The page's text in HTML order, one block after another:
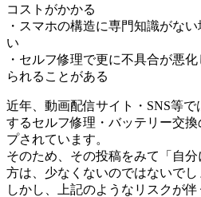
コストがかかる
・スマホの構造に専門知識がな
い
・セルフ修理で更に不具合が悪
られることがある
近年、動画配信サイト・SNS等
するセルフ修理・バッテリー交
プされています。
そのため、その投稿をみて「自
方は、少なくないのではないでし
しかし、上記のようなリスクが